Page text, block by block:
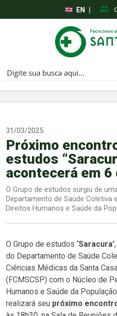
EN
31/03/2025
Próximo
estudos
acontecerá em 6
O Grupo de estudos surgiu de
Departamento de Saúde Coletiva
Direitos Humanos e Saúde da
O Grupo de estudos ‘Saracura’
do Departamento de Saúde
Ciências Médicas da Santa
(FCMSCSP) com o Núcleo de
Humanos e Saúde da
realizará seu próximo